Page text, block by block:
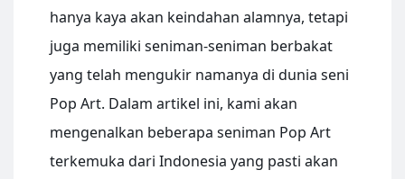
hanya kaya akan keindahan alamnya, tetapi
juga memiliki seniman-seniman berbakat
yang telah mengukir namanya di dunia seni
Pop Art. Dalam artikel ini, kami akan
mengenalkan beberapa seniman Pop Art
terkemuka dari Indonesia yang pasti akan